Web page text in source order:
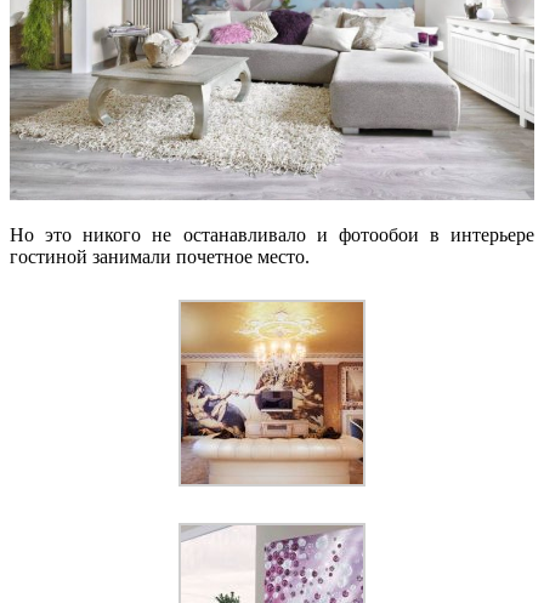
Но это никого не останавливало и фотообои в интерьере
гостиной занимали почетное место.